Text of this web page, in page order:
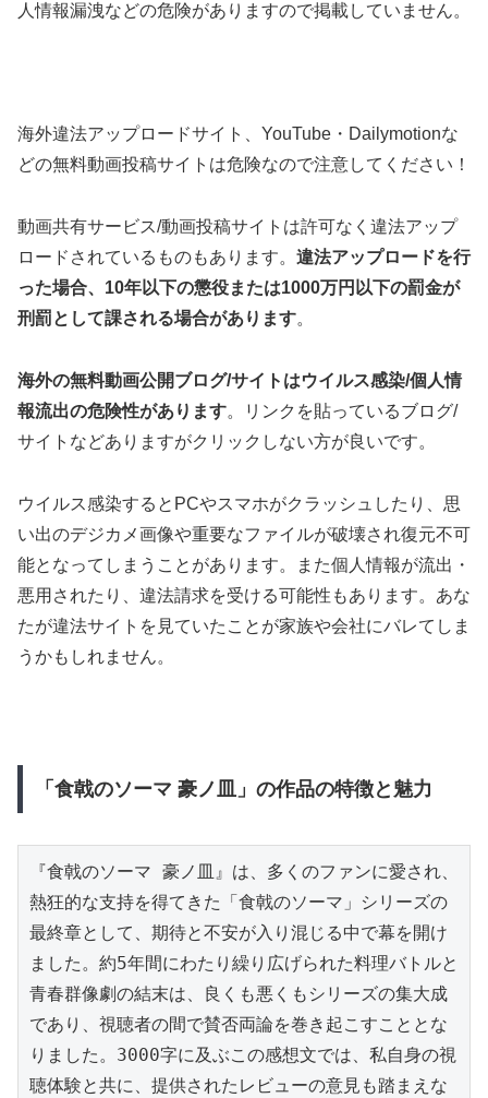
人情報漏洩などの危険がありますので掲載していません。
海外違法アップロードサイト、YouTube・Dailymotionな
どの無料動画投稿サイトは危険なので注意してください！
動画共有サービス/動画投稿サイトは許可なく違法アップ
ロードされているものもあります。 違法アップロードを行
った場合、10年以下の懲役または1000万円以下の罰金が
刑罰として課される場合があります。
海外の無料動画公開ブログ/サイトはウイルス感染/個人情
報流出の危険性があります。リンクを貼っているブログ/
サイトなどありますがクリックしない方が良いです。
ウイルス感染するとPCやスマホがクラッシュしたり、思
い出のデジカメ画像や重要なファイルが破壊され復元不可
能となってしまうことがあります。また個人情報が流出・
悪用されたり、違法請求を受ける可能性もあります。あな
たが違法サイトを見ていたことが家族や会社にバレてしま
うかもしれません。
「食戟のソーマ 豪ノ皿」の作品の特徴と魅力
『食戟のソーマ 豪ノ皿』は、多くのファンに愛され、
熱狂的な支持を得てきた「食戟のソーマ」シリーズの
最終章として、期待と不安が入り混じる中で幕を開け
ました。約5年間にわたり繰り広げられた料理バトルと
青春群像劇の結末は、良くも悪くもシリーズの集大成
であり、視聴者の間で賛否両論を巻き起こすこととな
りました。3000字に及ぶこの感想文では、私自身の視
聴体験と共に、提供されたレビューの意見も踏まえな